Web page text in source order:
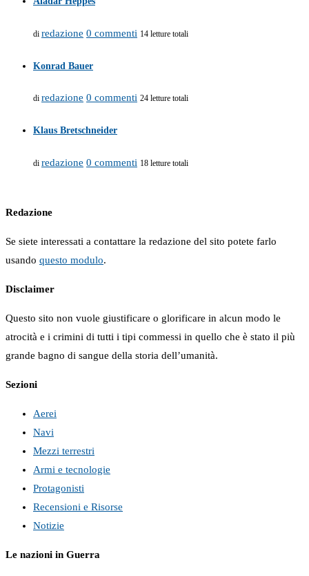
di redazione 0 commenti 14 letture totali
Konrad Bauer
di redazione 0 commenti 24 letture totali
Klaus Bretschneider
di redazione 0 commenti 18 letture totali
Redazione
Se siete interessati a contattare la redazione del sito potete farlo
usando questo modulo.
Disclaimer
Questo sito non vuole giustificare o glorificare in alcun modo le
atrocità e i crimini di tutti i tipi commessi in quello che è stato il più
grande bagno di sangue della storia dell’umanità.
Sezioni
Aerei
Navi
Mezzi terrestri
Armi e tecnologie
Protagonisti
Recensioni e Risorse
Notizie
Le nazioni in Guerra